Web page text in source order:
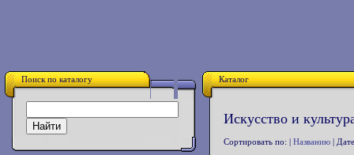
Поиск по каталогу Каталог
Искусство и
Сортировать по: | Названию |